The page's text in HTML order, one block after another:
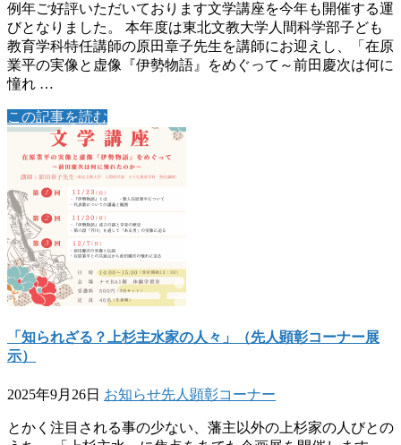
例年ご好評いただいております文学講座を今年も開催する運
びとなりました。 本年度は東北文教大学人間科学部子ども
教育学科特任講師の原田章子先生を講師にお迎えし、「在原
業平の実像と虚像『伊勢物語』をめぐって～前田慶次は何に
憧れ …
この記事を読む
「知られざる？上杉主水家の人々」（先人顕彰コーナー展
示）
2025年9月26日 お知らせ先人顕彰コーナー
とかく注目される事の少ない、藩主以外の上杉家の人びとの